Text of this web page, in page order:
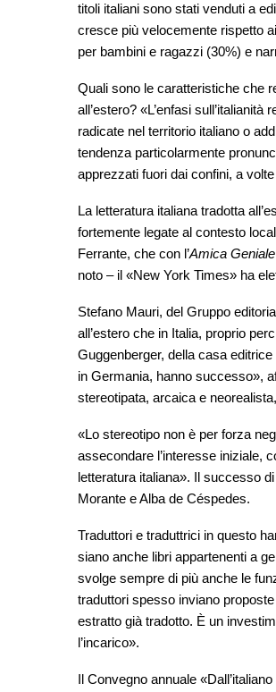
titoli italiani sono stati venduti a
cresce più velocemente rispetto
per bambini e ragazzi (30%) e
Quali sono le caratteristiche che
all’estero? «L’enfasi
radicate nel territorio italiano o
tendenza particolarmente
apprezzati fuori dai confini, a
La letteratura italiana tradotta
fortemente legate al contesto
Ferrante, che con l’Amica Geniale
noto – il «New York Times» ha
Stefano Mauri, del Gruppo
all’estero che in Italia, proprio
Guggenberger, della casa
in Germania, hanno successo»,
stereotipata, arcaica e
«Lo stereotipo non è per forza
assecondare l’interesse iniziale,
letteratura italiana». Il successo
Morante e Alba de Céspedes.
Traduttori e traduttrici in questo
siano anche libri appartenenti a
svolge sempre di più anche le
traduttori spesso inviano
estratto già tradotto. È un
l’incarico».
Il Convegno annuale